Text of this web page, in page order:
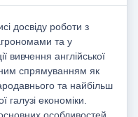
досвіду роботи з
та у
вивчення англійської
спрямуванням як
та найбільш
галузі економіки.